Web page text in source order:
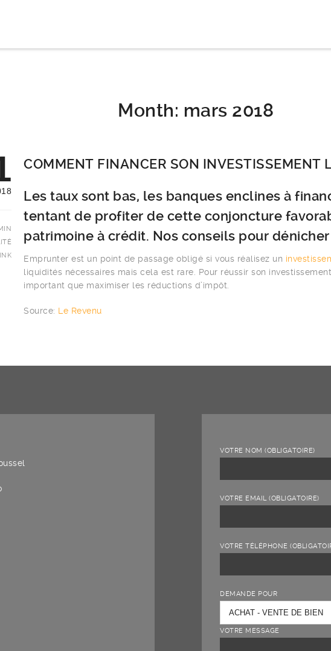
Month: mars 2018
COMMENT FINANCER SON INVESTISSEMENT
Les taux sont bas, les banques enclines à
tentant de profiter de cette conjoncture
patrimoine à crédit. Nos conseils pour
Emprunter est un point de passage obligé si vous réalisez un
liquidités nécessaires mais cela est rare. Pour réussir son
important que maximiser les réductions d’impôt.
Source: Le Revenu
VOTRE NOM (OBLIGATOIRE)
VOTRE EMAIL (OBLIGATOIRE)
VOTRE TÉLÉPHONE
DEMANDE POUR
VOTRE MESSAGE